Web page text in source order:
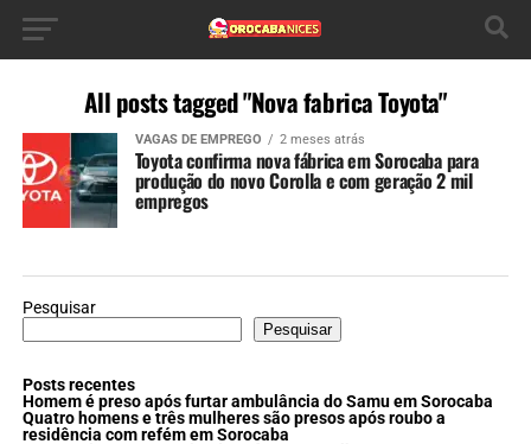
All posts tagged "Nova fabrica Toyota"
VAGAS DE EMPREGO 2 meses atrás
Toyota confirma nova fábrica em Sorocaba para
produção do novo Corolla e com geração 2 mil
empregos
Pesquisar
Pesquisar
Posts recentes
Homem é preso após furtar ambulância do Samu em Sorocaba
Quatro homens e três mulheres são presos após roubo a
residência com refém em Sorocaba